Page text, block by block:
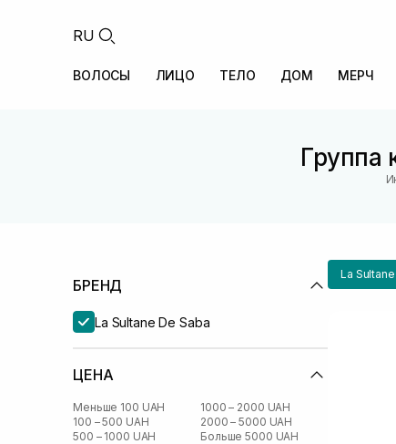
RU
ВОЛОСЫ ЛИЦО ТЕЛО ДОМ МЕРЧ
Группа
БРЕНД
La Sultane De Saba
ЦЕНА
Меньше 100 UAH
100 – 500 UAH
500 – 1000 UAH
1000 – 2000 UAH
2000 – 5000 UAH
Больше 5000 UAH
La